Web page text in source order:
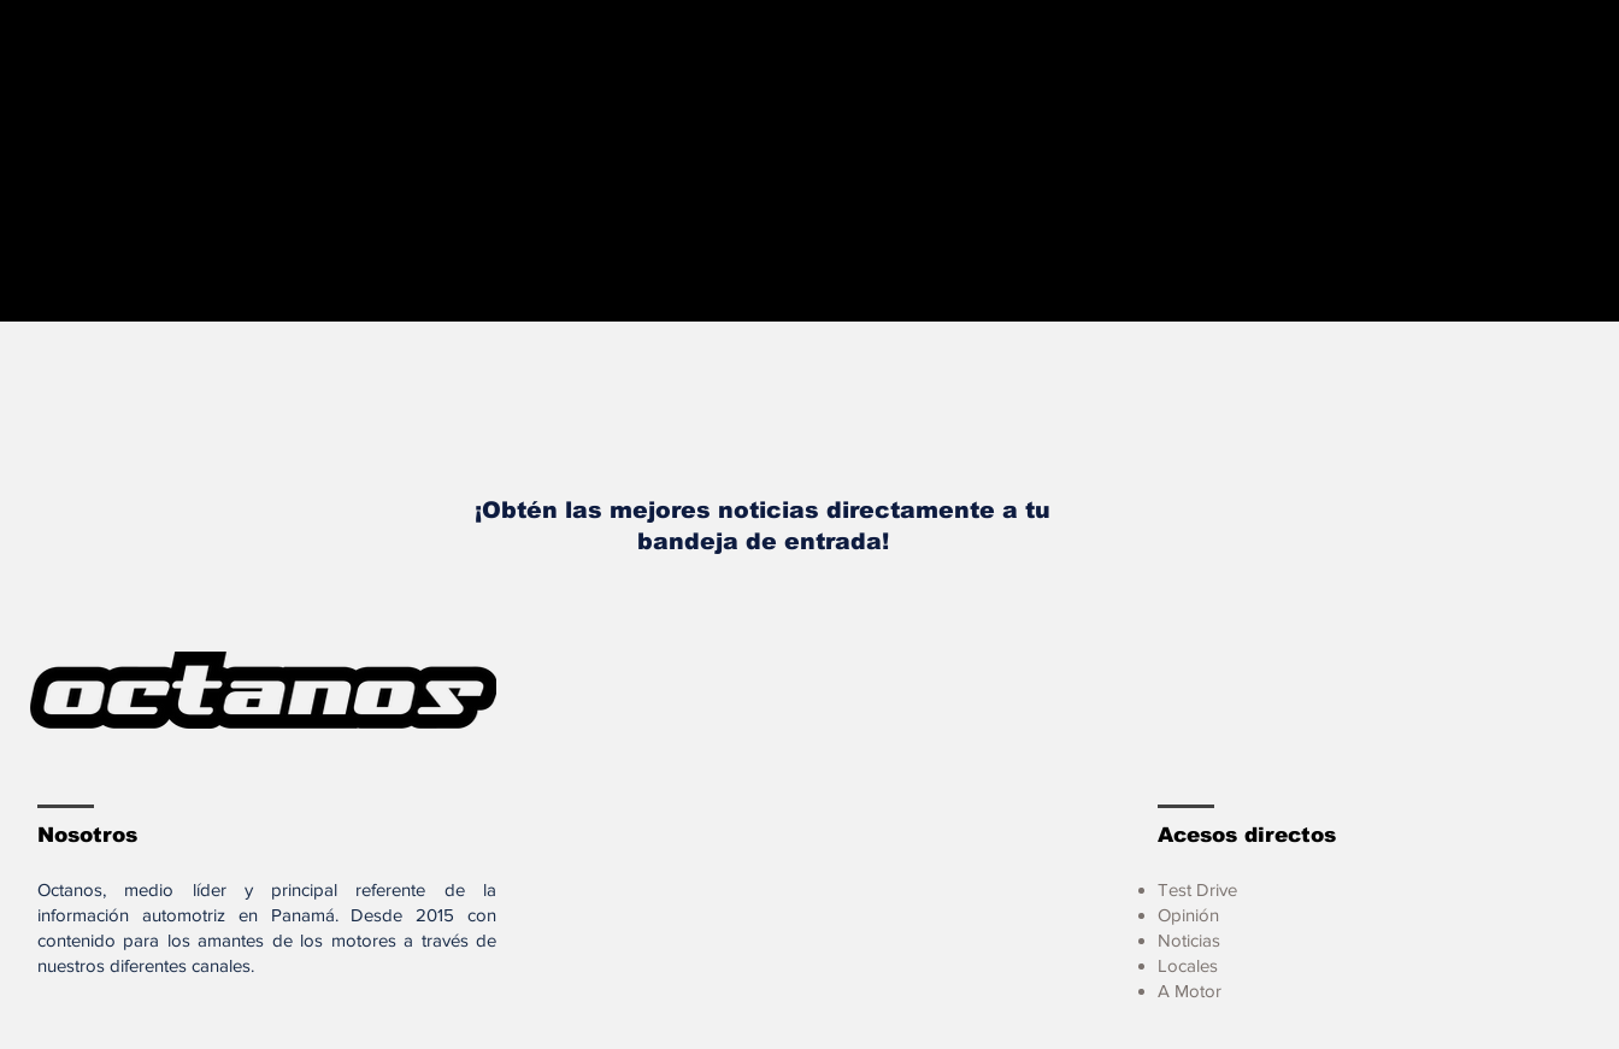
¡Obtén las mejores noticias directamente a tu
bandeja de entrada!
Nosotros
Octanos, medio líder y principal referente de la
información automotriz en Panamá. Desde 2015 con
contenido para los amantes de los motores a través de
nuestros diferentes canales.
Acesos directos
Test Drive
Opinión
Noticias
Locales
A Motor